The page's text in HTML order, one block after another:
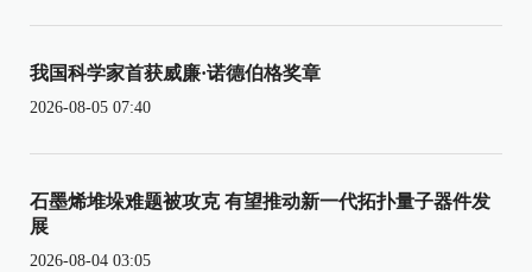
我国科学家首获威廉·诺德伯格奖章
2026-08-05 07:40
石墨烯堆垛难题被攻克 有望推动新一代拓扑量子器件发
展
2026-08-04 03:05